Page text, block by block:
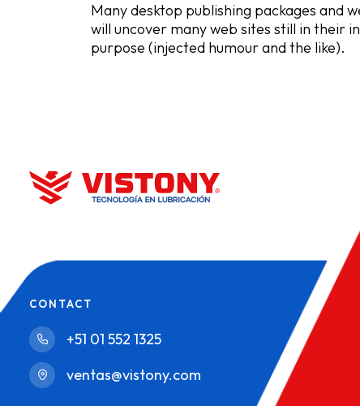
Many desktop publishing packages and
will uncover many web sites still in their
purpose (injected humour and the like).
CONTACT
+51 01 552 1325
ventas@vistony.com